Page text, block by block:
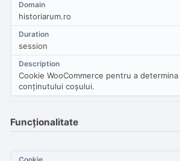
historiarum.ro
session
Cookie WooCommerce pentru a
conținutului coșului.
Funcţionalitate